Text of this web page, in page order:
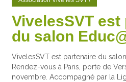
VivelesSVT
du salon
VivelesSVT est partenaire du
Rendez-vous à Paris, porte de
novembre. Accompagné par la